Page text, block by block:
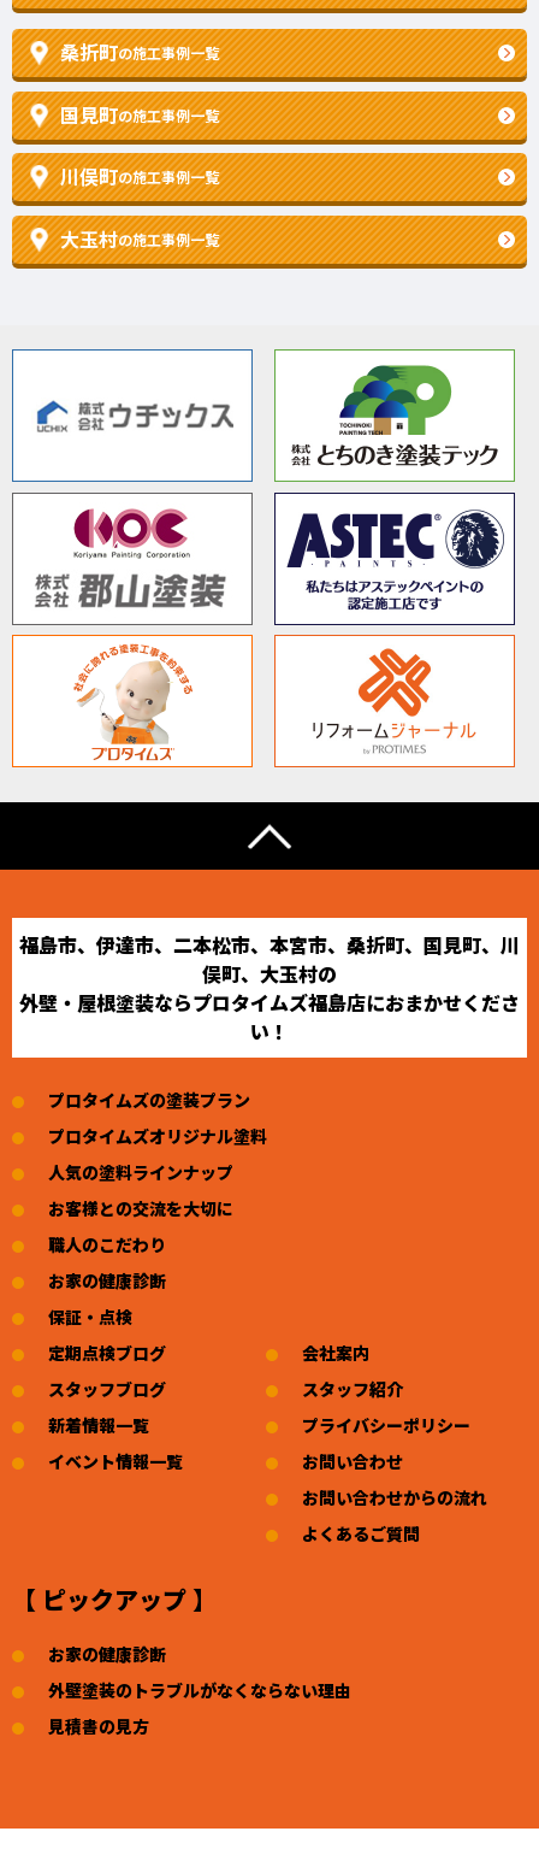
桑折町の施工事例一覧
国見町の施工事例一覧
川俣町の施工事例一覧
大玉村の施工事例一覧
福島市、伊達市、二本松市、本宮市、桑折町、国見町、川
俣町、大玉村の
外壁・屋根塗装ならプロタイムズ福島店におまかせくださ
い！
プロタイムズの塗装プラン
プロタイムズオリジナル塗料
人気の塗料ラインナップ
お客様との交流を大切に
職人のこだわり
お家の健康診断
保証・点検
定期点検ブログ
スタッフブログ
新着情報一覧
イベント情報一覧
会社案内
スタッフ紹介
プライバシーポリシー
お問い合わせ
お問い合わせからの流れ
よくあるご質問
【 ピックアップ 】
お家の健康診断
外壁塗装のトラブルがなくならない理由
見積書の見方